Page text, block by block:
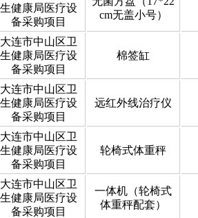
生健康局医疗设
备采购项目
cm无盖小号）
大连市中山区卫
生健康局医疗设
备采购项目
棉签缸
大连市中山区卫
生健康局医疗设
备采购项目
远红外线治疗仪
大连市中山区卫
生健康局医疗设
备采购项目
轮椅式体重秤
大连市中山区卫
生健康局医疗设
备采购项目
一体机（轮椅式
体重秤配套）